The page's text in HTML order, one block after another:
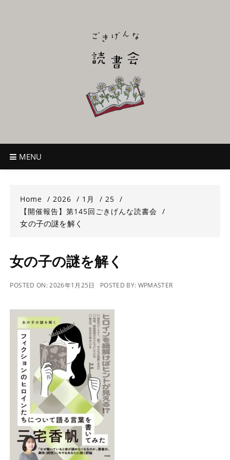
ごきげんな読
~児童書好き主催者によるオールジャンルOK！のんびり読書会~
MENU
Home 2026 1月
25
【開催報告】第145回ごきげんな読書会
女の子の謎を解く
女の子の謎を解く
POSTED ON:2026年1月25日 POSTED BY: WPMASTER